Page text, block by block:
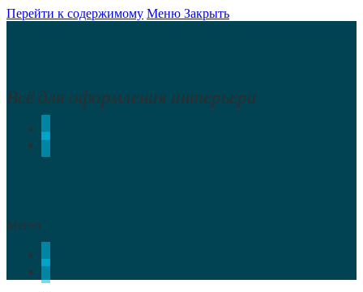
Перейти к содержимому Меню Закрыть
Всё для оформления интерьера
Меню